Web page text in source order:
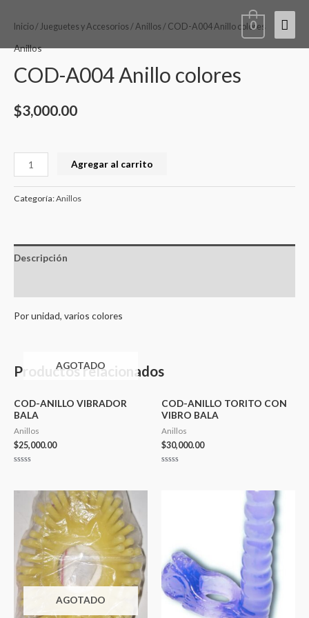
contenido
0
Inicio/Jueguetes y Accesorios /Anillos / COD-A004 Anillo colores
Anillos
COD-A004 Anillo colores
$3,000.00
A004
Anillo
cantidad
Agregar al carrito
Categoría:Anillos
Descripción
Por unidad, varios colores
Productos relacionados
AGOTADO
COD-ANILLO VIBRADOR
BALA
Anillos
$25,000.00
COD-ANILLO TORITO CON
VIBRO BALA
Anillos
$30,000.00
AGOTADO